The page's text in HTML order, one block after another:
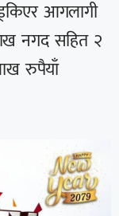
आगलागी
नगद सहित २
रुपैयाँ